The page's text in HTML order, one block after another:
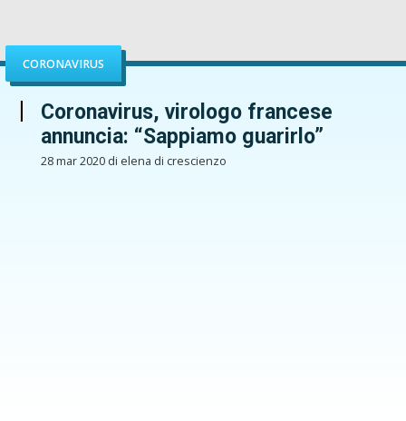
CORONAVIRUS
Coronavirus, virologo francese
annuncia: “Sappiamo guarirlo”
28 mar 2020 di elena di crescienzo